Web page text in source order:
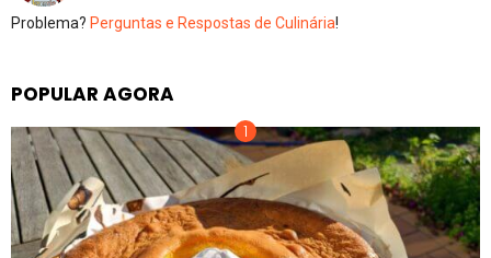
Problema? Perguntas e Respostas de Culinária!
POPULAR AGORA